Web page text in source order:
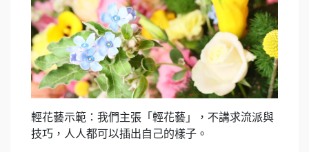
輕花藝示範：我們主張「輕花藝」，不講求流派與
技巧，人人都可以插出自己的樣子。